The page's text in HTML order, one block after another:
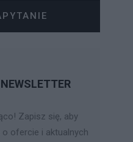
Zapisz się, aby
ofercie i aktualnych